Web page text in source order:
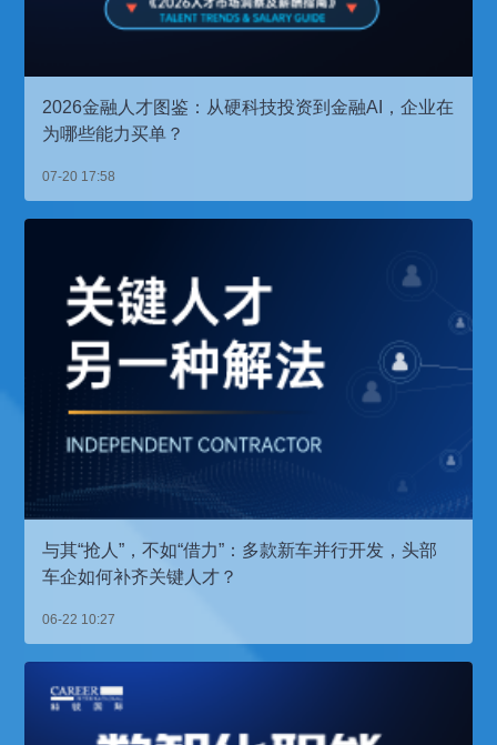
2026金融人才图鉴：从硬科技投资到金融AI，企业在
为哪些能力买单？
07-20 17:58
与其“抢人”，不如“借力”：多款新车并行开发，头部
车企如何补齐关键人才？
06-22 10:27